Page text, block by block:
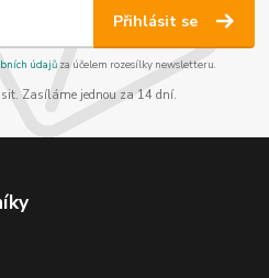
Přihlásit se
údajůza účelem rozesílky newsletteru.
Zasíláme jednou za 14 dní.